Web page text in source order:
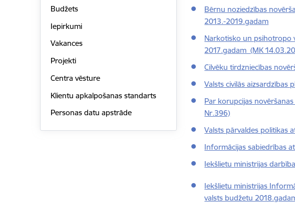
Budžets
Iepirkumi
Vakances
Projekti
Centra vēsture
Klientu apkalpošanas standarts
Personas datu apstrāde
Bērnu noziedzības
2013.-2019.gadam
Narkotisko un psihotropo
2017.gadam (MK
Cilvēku tirdzniecības
Valsts civilās aizsardzības
Par korupcijas
Nr.396)
Valsts pārvaldes politikas
Informācijas sabiedrības
Iekšlietu ministrijas
Iekšlietu ministrijas
valsts budžetu